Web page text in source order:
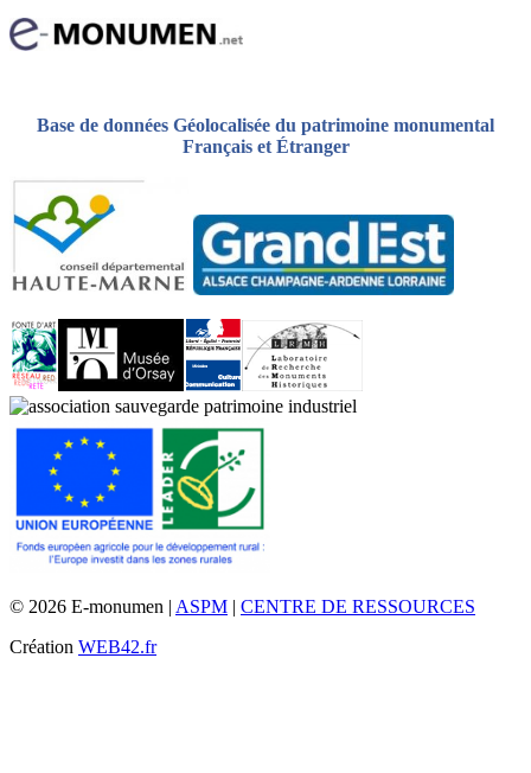
Base de données Géolocalisée du patrimoine monumental
Français et Étranger
© 2026 E-monumen | ASPM | CENTRE DE RESSOURCES
Création WEB42.fr